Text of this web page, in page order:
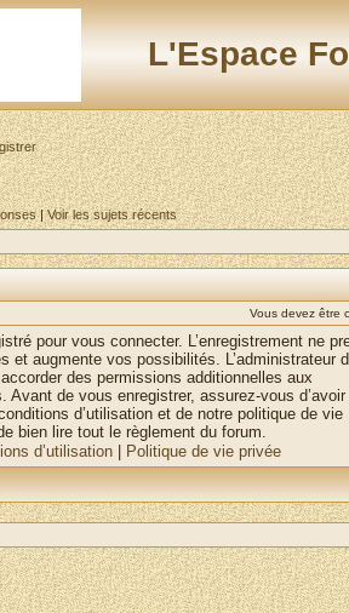
L'Espace
|Voir les sujets récents
Vous devez être
pour vous connecter. L’enregistrement ne
et augmente vos possibilités. L’administrateur
des permissions additionnelles aux
Avant de vous enregistrer, assurez-vous
d’utilisation et de notre politique de vie
bien lire tout le règlement du forum.
d’utilisation
Politique de vie privée